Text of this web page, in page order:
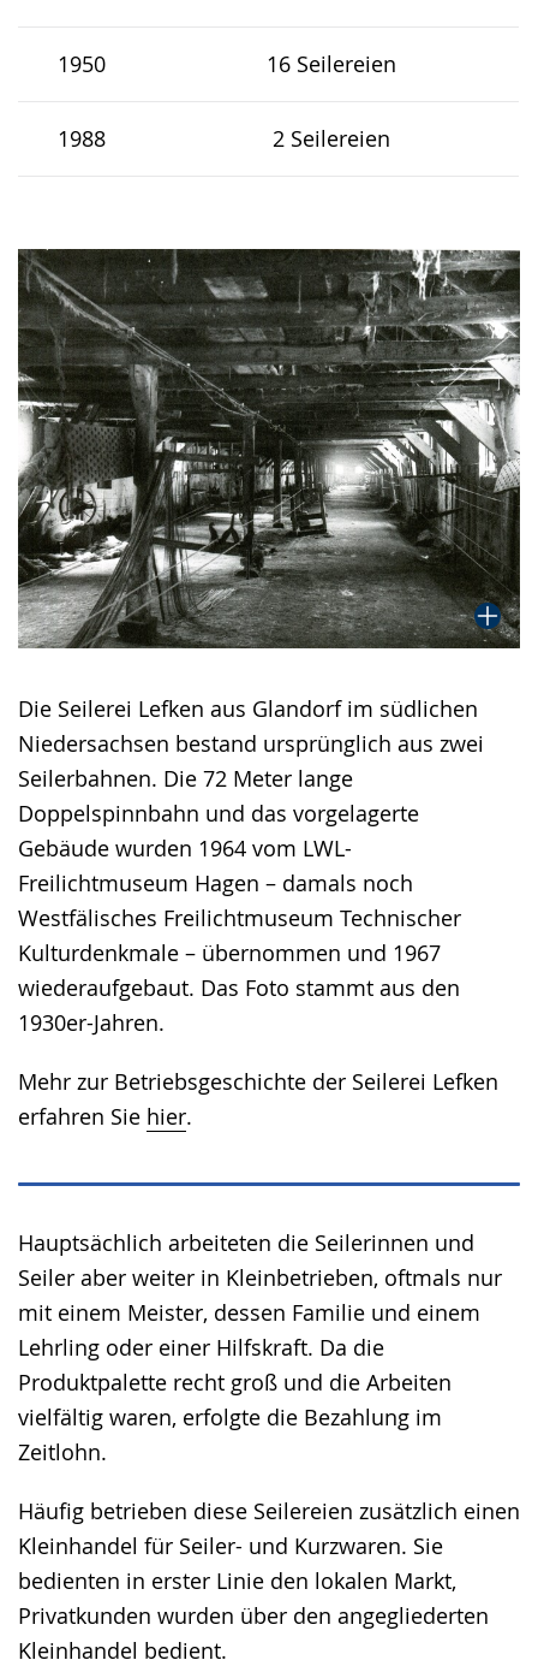
1950 16 Seilereien
1988 2 Seilereien
Die Seilerei Lefken aus Glandorf im südlichen
Niedersachsen bestand ursprünglich aus zwei
Seilerbahnen. Die 72 Meter lange
Doppelspinnbahn und das vorgelagerte
Gebäude wurden 1964 vom LWL-
Freilichtmuseum Hagen – damals noch
Westfälisches Freilichtmuseum Technischer
Kulturdenkmale – übernommen und 1967
wiederaufgebaut. Das Foto stammt aus den
1930er-Jahren.
Mehr zur Betriebsgeschichte der Seilerei Lefken
erfahren Sie hier.
Hauptsächlich arbeiteten die Seilerinnen und
Seiler aber weiter in Kleinbetrieben, oftmals nur
mit einem Meister, dessen Familie und einem
Lehrling oder einer Hilfskraft. Da die
Produktpalette recht groß und die Arbeiten
vielfältig waren, erfolgte die Bezahlung im
Zeitlohn.
Häufig betrieben diese Seilereien zusätzlich einen
Kleinhandel für Seiler- und Kurzwaren. Sie
bedienten in erster Linie den lokalen Markt,
Privatkunden wurden über den angegliederten
Kleinhandel bedient.